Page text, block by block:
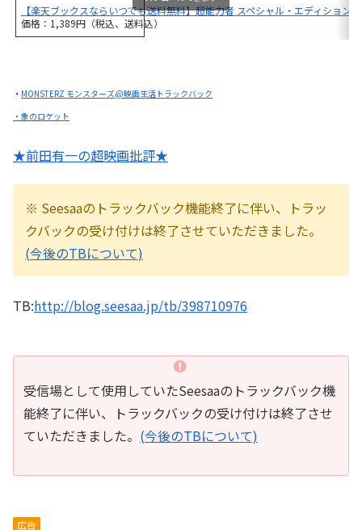
【楽天ブックスならいつでも送料無料】超能力者 スペシャル・エディション
価格：1,389円（税込、送料込）
・ MONSTERZ モンスターズ@映画生活トラックバック
・象のロケット
★前田有一の超映画批評★
※ Seesaaのトラックバック機能終了に伴い、トラッ
クバックの受け付けは終了させていただきました。
(今後のTBについて)
TB:http://blog.seesaa.jp/tb/398710976
受信場として使用していたSeesaaのトラックバック機
能終了に伴い、トラックバックの受け付けは終了させ
ていただきました。 (今後のTBについて)
広告